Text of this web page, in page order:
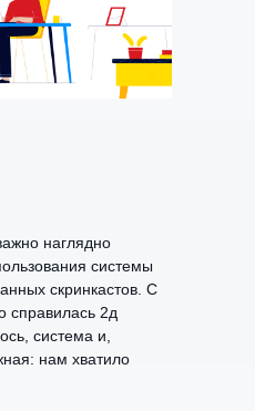
наглядно
системы
скринкастов. С
справилась 2д
система и,
нам хватило